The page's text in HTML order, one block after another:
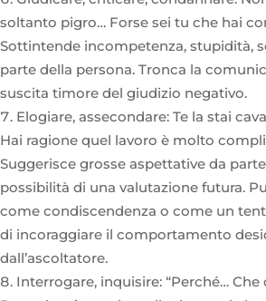
soltanto pigro… Forse sei tu che hai
Sottintende incompetenza, stupidità,
parte della persona. Tronca la
suscita timore del giudizio negativo.
Elogiare, assecondare: Te la stai
Hai ragione quel lavoro è molto
Suggerisce grosse aspettative da
possibilità di una valutazione futura.
come condiscendenza o come un
di incoraggiare il comportamento
dall’ascoltatore.
Interrogare, inquisire: “Perché… Che